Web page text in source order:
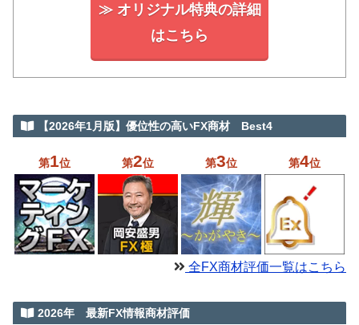
≫ オリジナル特典の詳細
はこちら
【2026年1月版】優位性の高いFX商材 Best4
第1位 第2位 第3位 第4位
全FX商材評価一覧はこちら
2026年 最新FX情報商材評価